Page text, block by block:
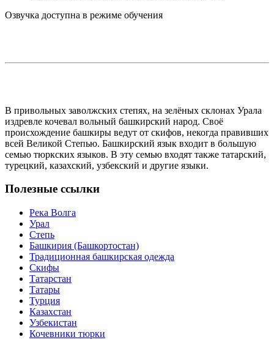
Озвучка доступна в режиме обучения
В привольных заволжских степях, на зелёных склонах Урала
издревле кочевал вольный башкирский народ. Своё
происхождение башкиры ведут от скифов, некогда правивших
всей Великой Степью. Башкирский язык входит в большую
семью тюркских языков. В эту семью входят также татарский,
турецкий, казахский, узбекский и другие языки.
Полезные ссылки
Река Волга
Урал
Степь
Башкирия (Башкортостан)
Традиционная башкирская одежда
Скифы
Татарстан
Татары
Турция
Казахстан
Узбекистан
Кочевники тюрки